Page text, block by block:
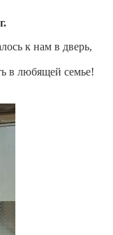
к нам в дверь,
в любящей семье!